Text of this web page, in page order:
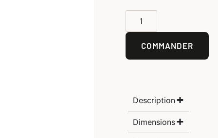
COMMANDER
Description
Dimensions